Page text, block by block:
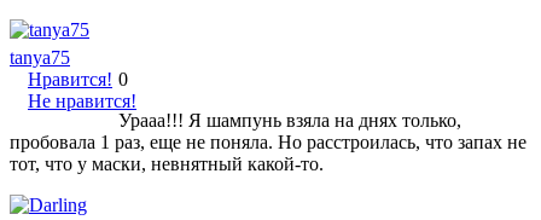
tanya75
Нравится!
Не нравится!
0
Урааа!!! Я шампунь взяла на днях только,
пробовала 1 раз, еще не поняла. Но расстроилась, что запах не
тот, что у маски, невнятный какой-то.